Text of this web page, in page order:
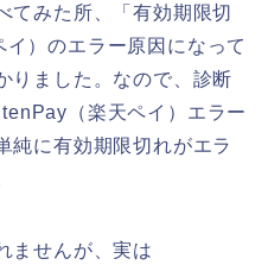
てみた所、「有効期限切
）のエラー原因になって
りました。なので、診断
（楽天ペイ）エラー
純に有効期限切れがエラ
ませんが、実は